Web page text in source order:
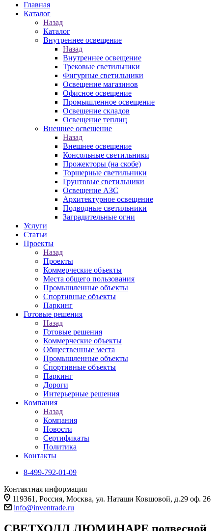
Главная
Каталог
Назад
Каталог
Внутреннее освещение
Назад
Внутреннее освещение
Трековые светильники
Фигурные светильники
Освещение магазинов
Офисное освещение
Промышленное освещение
Освещение складов
Освещение теплиц
Внешнее освещение
Назад
Внешнее освещение
Консольные светильники
Прожекторы (на скобе)
Торшерные светильники
Грунтовые светильники
Освещение АЗС
Архитектурное освещение
Подводные светильники
Заградительные огни
Услуги
Статьи
Проекты
Назад
Проекты
Коммерческие объекты
Места общего пользования
Промышленные объекты
Спортивные объекты
Паркинг
Готовые решения
Назад
Готовые решения
Коммерческие объекты
Общественные места
Промышленные объекты
Спортивные объекты
Паркинг
Дороги
Интерьерные решения
Компания
Назад
Компания
Новости
Сертификаты
Политика
Контакты
8-499-792-01-09
Контактная информация
119361, Россия, Москва, ул. Наташи Ковшовой, д.29 оф. 26
info@inventrade.ru